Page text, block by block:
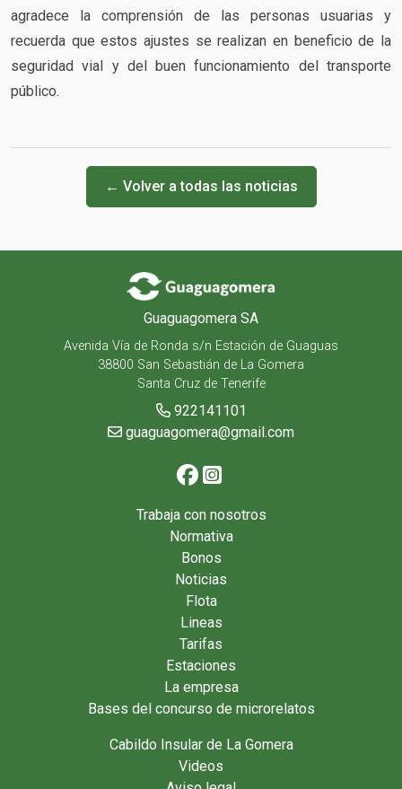
agradece la comprensión de las personas usuarias y
recuerda que estos ajustes se realizan en beneficio de la
seguridad vial y del buen funcionamiento del transporte
público.
← Volver a todas las noticias
Guaguagomera SA
Avenida Vía de Ronda s/n Estación de Guaguas
38800 San Sebastián de La Gomera
Santa Cruz de Tenerife
922141101
guaguagomera@gmail.com
Trabaja con nosotros
Normativa
Bonos
Noticias
Flota
Lineas
Tarifas
Estaciones
La empresa
Bases del concurso de microrelatos
Cabildo Insular de La Gomera
Videos